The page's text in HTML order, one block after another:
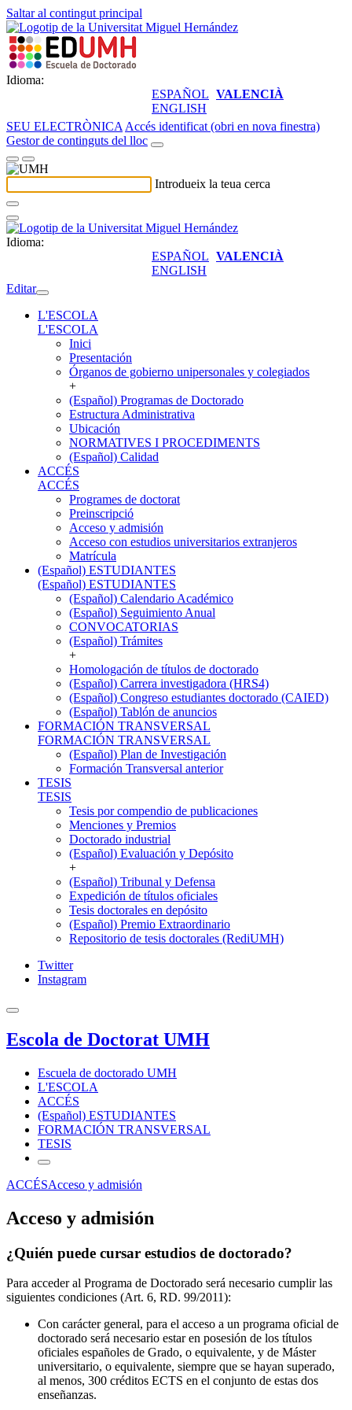
Saltar al contingut principal
Idioma:
ESPAÑOL VALENCIÀ
ENGLISH
SEU ELECTRÒNICA Accés identificat (obri en nova finestra)
Gestor de continguts del lloc
Introdueix la teua cerca
Idioma:
ESPAÑOL VALENCIÀ
ENGLISH
Editar
L'ESCOLA
L'ESCOLA
Inici
Presentación
Órganos de gobierno unipersonales y colegiados
+
(Español) Programas de Doctorado
Estructura Administrativa
Ubicación
NORMATIVES I PROCEDIMENTS
(Español) Calidad
ACCÉS
ACCÉS
Programes de doctorat
Preinscripció
Acceso y admisión
Acceso con estudios universitarios extranjeros
Matrícula
(Español) ESTUDIANTES
(Español) ESTUDIANTES
(Español) Calendario Académico
(Español) Seguimiento Anual
CONVOCATORIAS
(Español) Trámites
+
Homologación de títulos de doctorado
(Español) Carrera investigadora (HRS4)
(Español) Congreso estudiantes doctorado (CAIED)
(Español) Tablón de anuncios
FORMACIÓN TRANSVERSAL
FORMACIÓN TRANSVERSAL
(Español) Plan de Investigación
Formación Transversal anterior
TESIS
TESIS
Tesis por compendio de publicaciones
Menciones y Premios
Doctorado industrial
(Español) Evaluación y Depósito
+
(Español) Tribunal y Defensa
Expedición de títulos oficiales
Tesis doctorales en depósito
(Español) Premio Extraordinario
Repositorio de tesis doctorales (RediUMH)
Twitter
Instagram
Escola de Doctorat UMH
Escuela de doctorado UMH
L'ESCOLA
ACCÉS
(Español) ESTUDIANTES
FORMACIÓN TRANSVERSAL
TESIS
ACCÉSAcceso y admisión
Acceso y admisión
¿Quién puede cursar estudios de doctorado?
Para acceder al Programa de Doctorado será necesario cumplir las
siguientes condiciones (Art. 6, RD. 99/2011):
Con carácter general, para el acceso a un programa oficial de
doctorado será necesario estar en posesión de los títulos
oficiales españoles de Grado, o equivalente, y de Máster
universitario, o equivalente, siempre que se hayan superado,
al menos, 300 créditos ECTS en el conjunto de estas dos
enseñanzas.